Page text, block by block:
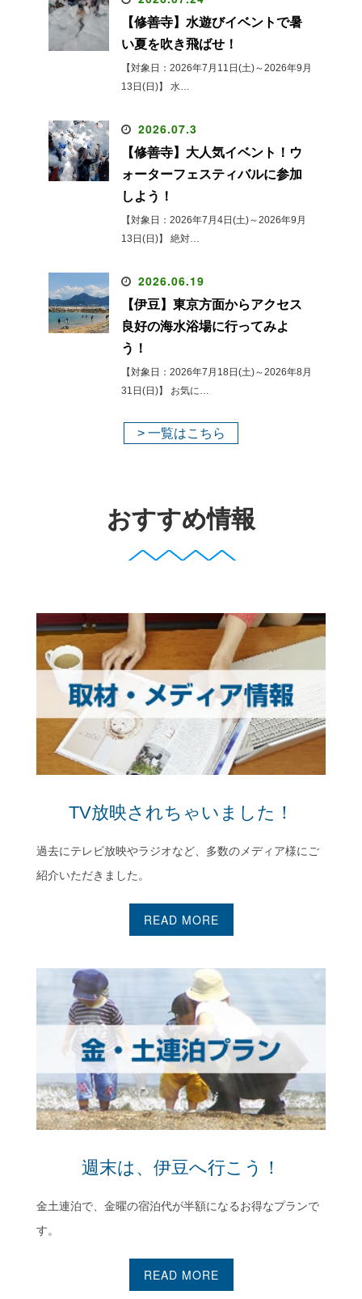
【修善寺】水遊びイベントで暑
い夏を吹き飛ばせ！
【対象日：2026年7月11日(土)～2026年9月
13日(日)】 水…
2026.07.3
【修善寺】大人気イベント！ウ
ォーターフェスティバルに参加
しよう！
【対象日：2026年7月4日(土)～2026年9月
13日(日)】 絶対…
2026.06.19
【伊豆】東京方面からアクセス
良好の海水浴場に行ってみよ
う！
【対象日：2026年7月18日(土)～2026年8月
31日(日)】 お気に…
> 一覧はこちら
おすすめ情報
TV放映されちゃいました！
TV放映されちゃいました！
過去にテレビ放映やラジオなど、多数のメディア様にご
紹介いただきました。
READ MORE
週末は、伊豆へ行こう！
週末は、伊豆へ行こう！
金土連泊で、金曜の宿泊代が半額になるお得なプランで
す。
READ MORE